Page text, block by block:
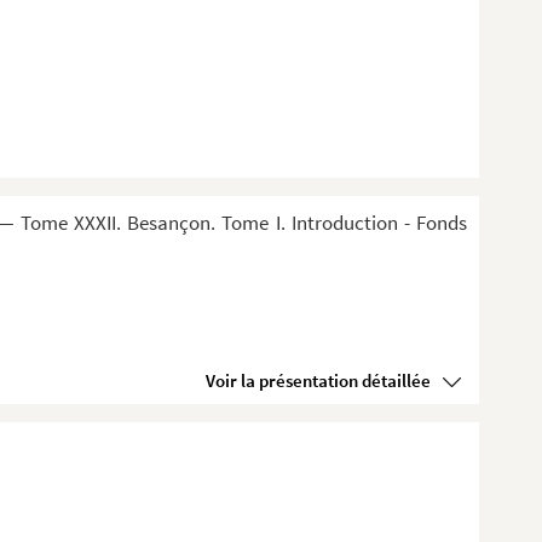
XXXII. Besançon. Tome I. Introduction - Fonds
Voir la présentation détaillée